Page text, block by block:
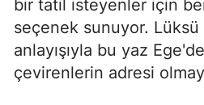
bir tatil isteyenler için
seçenek sunuyor. Lüksü
anlayışıyla bu yaz Ege'de
çevirenlerin adresi